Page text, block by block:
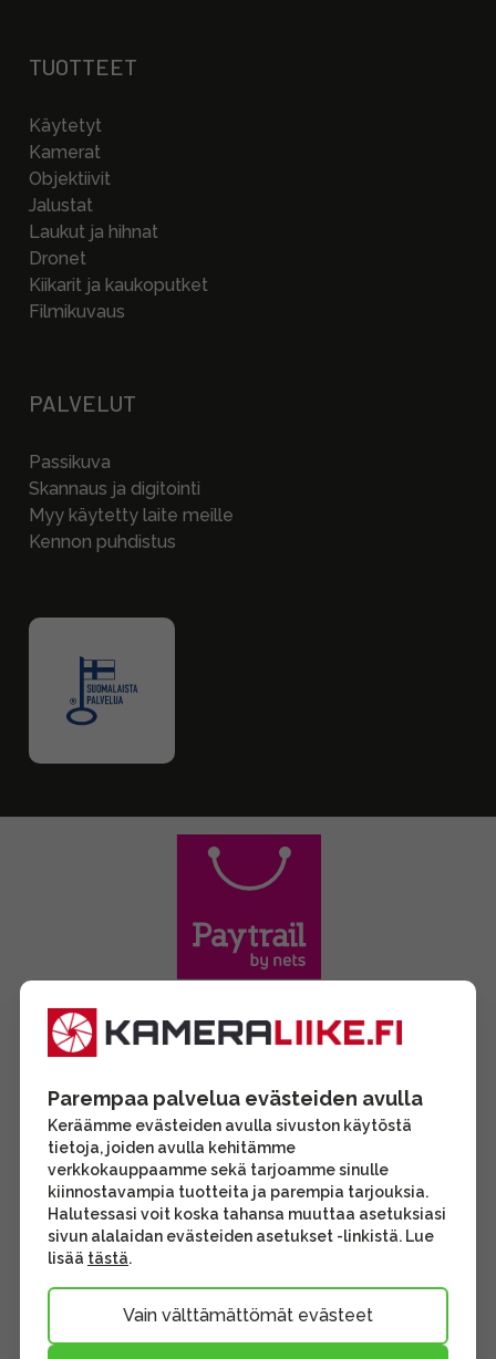
TUOTTEET
Käytetyt
Kamerat
Objektiivit
Jalustat
Laukut ja hihnat
Dronet
Kiikarit ja kaukoputket
Filmikuvaus
PALVELUT
Passikuva
Skannaus ja digitointi
Myy käytetty laite meille
Kennon puhdistus
Parempaa palvelua evästeiden avulla
Keräämme evästeiden avulla sivuston käytöstä
tietoja, joiden avulla kehitämme
verkkokauppaamme sekä tarjoamme sinulle
kiinnostavampia tuotteita ja parempia tarjouksia.
Halutessasi voit koska tahansa muuttaa asetuksiasi
sivun alalaidan evästeiden asetukset -linkistä. Lue
lisää tästä.
Vain välttämättömät evästeet